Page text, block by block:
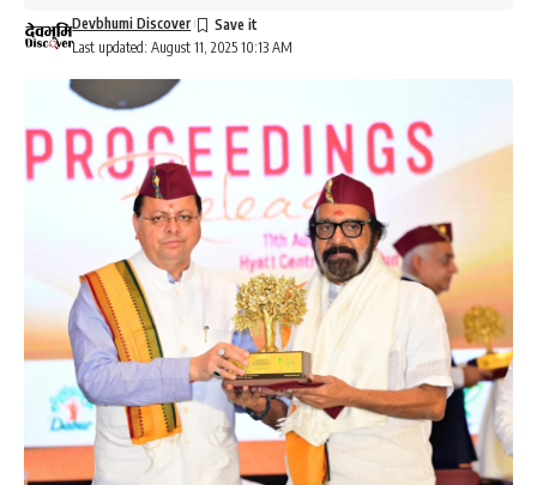
Last updated: August 11, 2025 10:13 AM
Devbhumi Discover